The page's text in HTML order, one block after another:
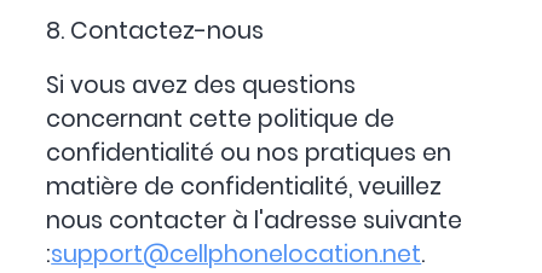
8. Contactez-nous
Si vous avez des questions
concernant cette politique de
confidentialité ou nos pratiques en
matière de confidentialité, veuillez
nous contacter à l'adresse suivante
:support@cellphonelocation.net.